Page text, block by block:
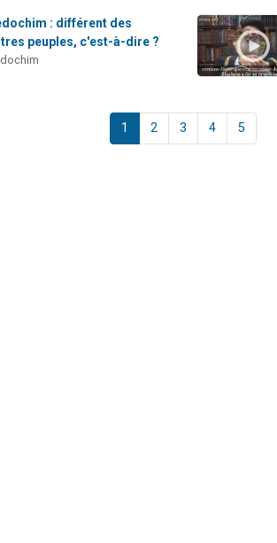
: différent des
peuples, c'est-à-dire ?
1 2 3 4 5